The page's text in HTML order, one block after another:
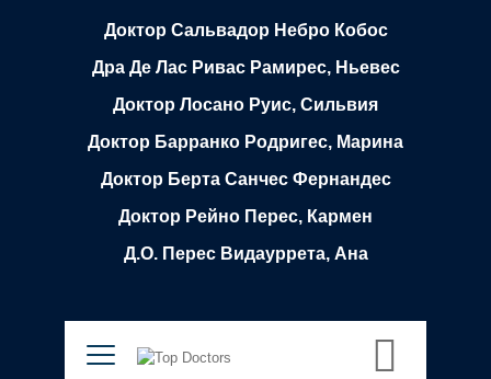
Доктор Сальвадор Небро Кобос
Дра Де Лас Ривас Рамирес, Ньевес
Доктор Лосано Руис, Сильвия
Доктор Барранко Родригес, Марина
Доктор Берта Санчес Фернандес
Доктор Рейно Перес, Кармен
Д.О. Перес Видауррета, Ана